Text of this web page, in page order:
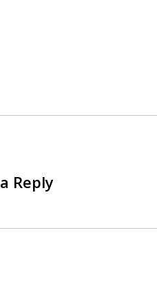
Reply